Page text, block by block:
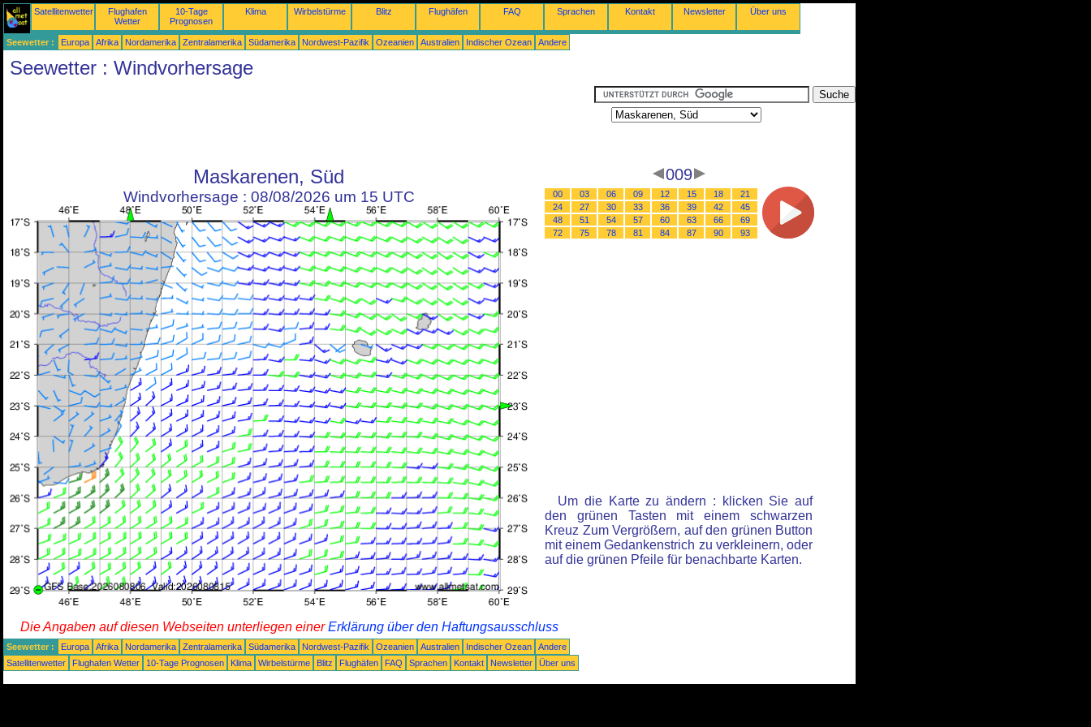
Satellitenwetter
Flughafen
Wetter
10-Tage
Prognosen
Klima Wirbelstürme Blitz Flughäfen FAQ Sprachen Kontakt Newsletter Über uns
Seewetter : Europa Afrika Nordamerika Zentralamerika Südamerika Nordwest-Pazifik Ozeanien Australien Indischer Ozean Andere
Seewetter : Windvorhersage
Maskarenen, Süd
Windvorhersage : 08/08/2026 um 15 UTC
009
00 03 06 09 12 15 18
21
24
27 30 33 36 39 42
45
48
51 54 57 60 63 66
69
72
75 78 81 84 87 90 93
Um die Karte zu ändern : klicken Sie auf
den grünen Tasten mit einem schwarzen
Kreuz Zum Vergrößern, auf den grünen Button
mit einem Gedankenstrich zu verkleinern, oder
auf die grünen Pfeile für benachbarte Karten.
Die Angaben auf diesen Webseiten unterliegen einerErklärung über den Haftungsausschluss
Seewetter : Europa Afrika Nordamerika Zentralamerika Südamerika Nordwest-Pazifik Ozeanien Australien Indischer Ozean
Andere
Satellitenwetter
Flughafen Wetter 10-Tage Prognosen Klima Wirbelstürme Blitz Flughäfen FAQ Sprachen Kontakt Newsletter Über uns